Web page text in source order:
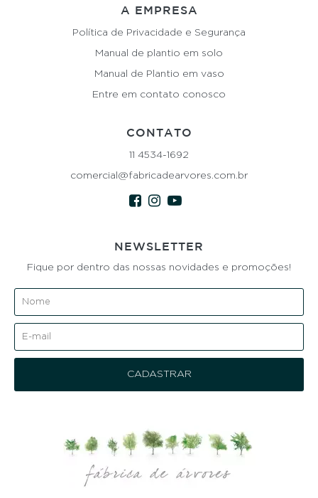
A EMPRESA
Política de Privacidade e Segurança
Manual de plantio em solo
Manual de Plantio em vaso
Entre em contato conosco
CONTATO
11 4534-1692
comercial@fabricadearvores.com.br
NEWSLETTER
Fique por dentro das nossas novidades e promoções!